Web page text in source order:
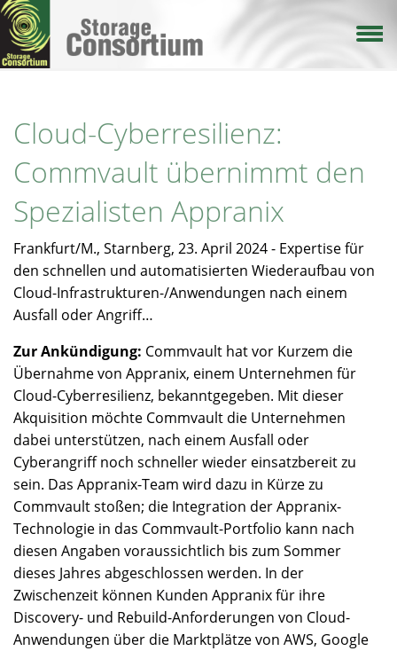
Direkt
zum
Inhalt
Cloud-Cyberresilienz:
Commvault übernimmt den
Spezialisten Appranix
Frankfurt/M., Starnberg, 23. April 2024 - Expertise für
den schnellen und automatisierten Wiederaufbau von
Cloud-Infrastrukturen-/Anwendungen nach einem
Ausfall oder Angriff…
Zur Ankündigung: Commvault hat vor Kurzem die
Übernahme von Appranix, einem Unternehmen für
Cloud-Cyberresilienz, bekanntgegeben. Mit dieser
Akquisition möchte Commvault die Unternehmen
dabei unterstützen, nach einem Ausfall oder
Cyberangriff noch schneller wieder einsatzbereit zu
sein. Das Appranix-Team wird dazu in Kürze zu
Commvault stoßen; die Integration der Appranix-
Technologie in das Commvault-Portfolio kann nach
diesen Angaben voraussichtlich bis zum Sommer
dieses Jahres abgeschlossen werden. In der
Zwischenzeit können Kunden Appranix für ihre
Discovery- und Rebuild-Anforderungen von Cloud-
Anwendungen über die Marktplätze von AWS, Google